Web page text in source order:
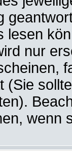
lesen
nur
(Sie
wenn